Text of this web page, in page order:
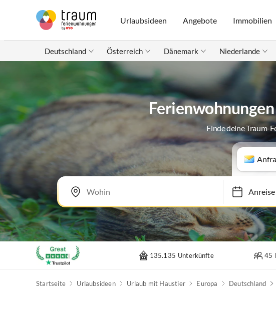
Urlaubsideen Angebote Immobilien
Deutschland Österreich Dänemark Niederlande
Finde deine Traum-
Anreise-
135.135 Unterkünfte 45
Startseite Urlaubsideen Urlaub mit Haustier Europa Deutschland